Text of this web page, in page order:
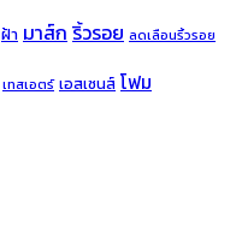
ฝ้า มาส์ก ริ้วรอย ลดเลือนริ้วรอย
เทสเอตร์ เอสเซนส์ โฟม